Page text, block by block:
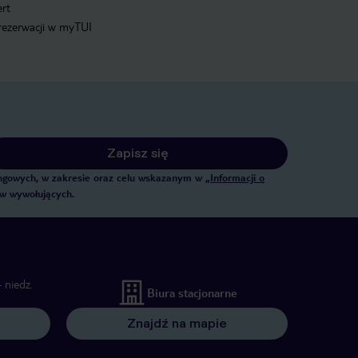
w myTUI
Zapisz się
w zakresie oraz celu wskazanym w „Informacji o
wywołujących.
Biura stacjonarne
Znajdź na mapie